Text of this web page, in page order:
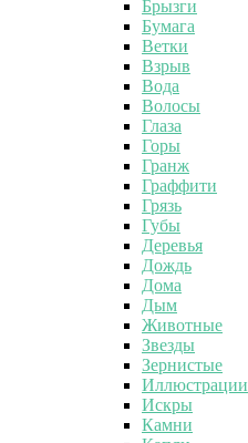
Брызги
Бумага
Ветки
Взрыв
Вода
Волосы
Глаза
Горы
Гранж
Граффити
Грязь
Губы
Деревья
Дождь
Дома
Дым
Животные
Звезды
Зернистые
Иллюстрации
Искры
Камни